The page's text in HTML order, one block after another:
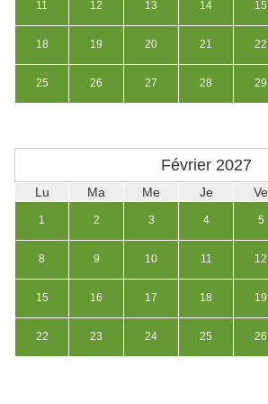
11 12 13 14 15
18 19 20 21 22
25 26 27 28 29
Février 2027
Lu Ma Me Je Ve
1 2 3 4 5
8 9 10 11 12
15 16 17 18 19
22 23 24 25 26